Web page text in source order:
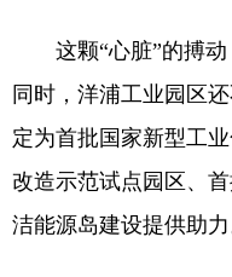
这颗“心脏”的搏动
同时，洋浦工业园区
定为首批国家新型工
改造示范试点园区、
洁能源岛建设提供助力